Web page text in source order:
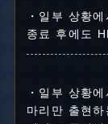
・일부 상황
종료 후에도
・일부 상황
마리만 출현